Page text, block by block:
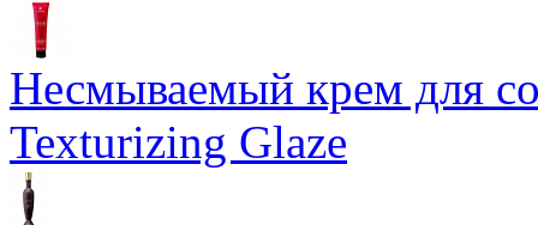
Несмываемый крем для
Texturizing Glaze